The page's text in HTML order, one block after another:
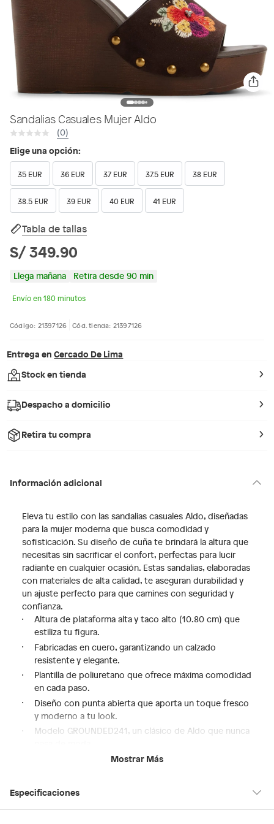
Sandalias Casuales Mujer Aldo
(0)
Elige una opción:
35 EUR 36 EUR 37 EUR 37.5 EUR 38 EUR
38.5 EUR 39 EUR 40 EUR 41 EUR
Tabla de tallas
S/ 349.90
Llega mañana Retira desde 90 min
Envío en 180 minutos
Código: 21397126 Cód. tienda: 21397126
Entrega en Cercado De Lima
Stock en tienda
Despacho a domicilio
Retira tu compra
Información adicional
Eleva tu estilo con las sandalias casuales Aldo, diseñadas
para la mujer moderna que busca comodidad y
sofisticación. Su diseño de cuña te brindará la altura que
necesitas sin sacrificar el confort, perfectas para lucir
radiante en cualquier ocasión. Estas sandalias, elaboradas
con materiales de alta calidad, te aseguran durabilidad y
un ajuste perfecto para que camines con seguridad y
confianza.
Altura de plataforma alta y taco alto (10.80 cm) que
estiliza tu figura.
Fabricadas en cuero, garantizando un calzado
resistente y elegante.
Plantilla de poliuretano que ofrece máxima comodidad
en cada paso.
Diseño con punta abierta que aporta un toque fresco
y moderno a tu look.
Modelo GROUNDED241, un clásico de Aldo que nunca
Experimenta la combinación perfecta de moda y confort
te permite combinarlas fácilmente con tus outfits
favoritos. ¡Destaca con cada paso y siéntete segura y a la
Mostrar Más
Especificaciones